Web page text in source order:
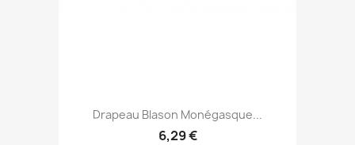
Drapeau Blason Monégasque...
6,29 €